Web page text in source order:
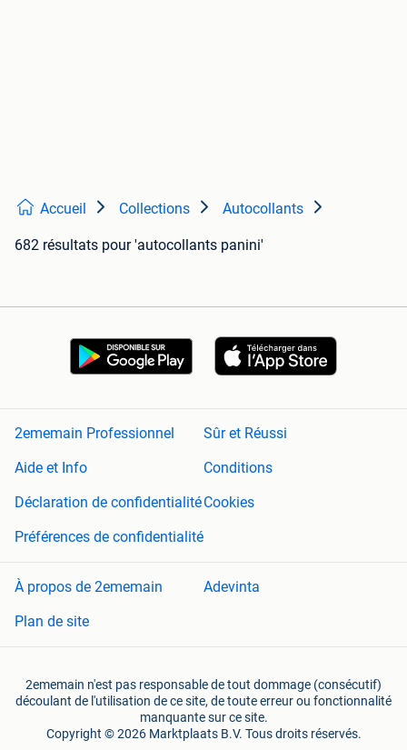
Accueil Collections Autocollants
682 résultats pour 'autocollants panini'
2ememain Professionnel
Sûr et Réussi
Aide et Info
Conditions
Déclaration de confidentialitéCookies
Préférences de confidentialité
À propos de 2ememain
Adevinta
Plan de site
2ememain n'est pas responsable de tout dommage (consécutif)
découlant de l'utilisation de ce site, de toute erreur ou fonctionnalité
manquante sur ce site.
Copyright © 2026 Marktplaats B.V. Tous droits réservés.